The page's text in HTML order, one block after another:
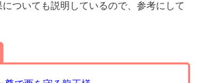
についても説明しているので、参考にして